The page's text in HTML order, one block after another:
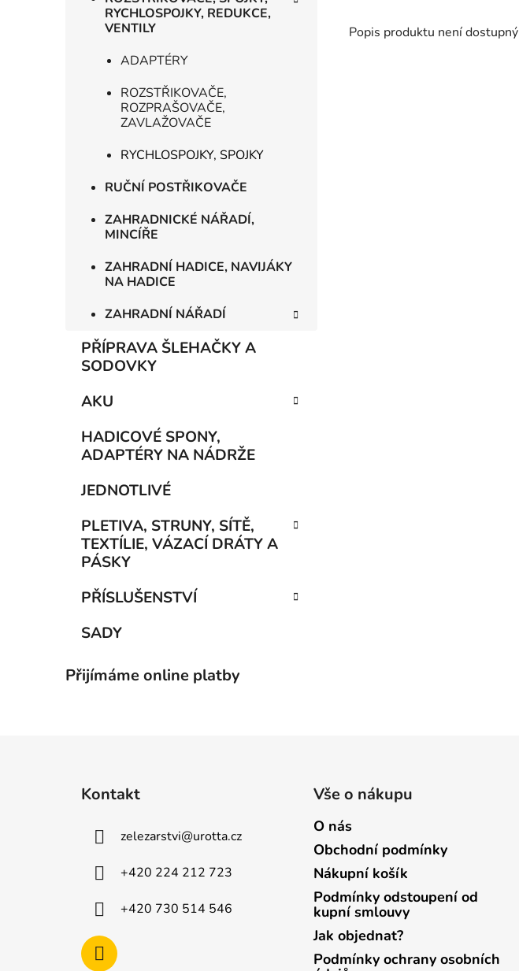
RYCHLOSPOJKY, REDUKCE,
VENTILY
ADAPTÉRY
ROZSTŘIKOVAČE,
ROZPRAŠOVAČE,
ZAVLAŽOVAČE
RYCHLOSPOJKY, SPOJKY
RUČNÍ POSTŘIKOVAČE
ZAHRADNICKÉ NÁŘADÍ,
MINCÍŘE
ZAHRADNÍ HADICE, NAVIJÁKY
NA HADICE
ZAHRADNÍ NÁŘADÍ
PŘÍPRAVA ŠLEHAČKY A
SODOVKY
AKU
HADICOVÉ SPONY,
ADAPTÉRY NA NÁDRŽE
JEDNOTLIVÉ
PLETIVA, STRUNY, SÍTĚ,
TEXTÍLIE, VÁZACÍ DRÁTY A
PÁSKY
PŘÍSLUŠENSTVÍ
SADY
Přijímáme online platby
Popis produktu není dostupný
Kontakt
zelezarstvi@urotta.cz
+420 224 212 723
+420 730 514 546
Vše o nákupu
O nás
Obchodní podmínky
Nákupní košík
Podmínky odstoupení od
kupní smlouvy
Jak objednat?
Podmínky ochrany osobních